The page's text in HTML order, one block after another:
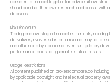
considered financial, legal, or tax advice. All
should conduct their own research and consult with
decisions.
Risk Disclosure
Trading and investing in financial instruments,
derivatives, involves substantial risk and may not be
and influenced by economic events, regulatory
performance does not guarantee future results.
Usage Restrictions
All content published on brokerscompare.co,
by applicable copyright and intellectual property